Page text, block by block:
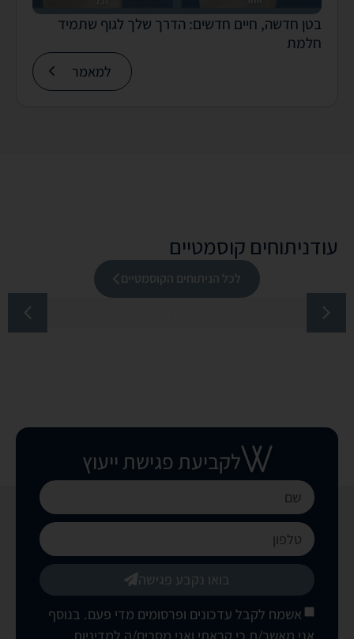
בטן חדשה, חיים חדשים: הדרך שלך לגוף שתמיד
חלמת
למאמר
עודניתוחים קוסמטיים
לכל הניתוחים הקוסמטיים
לקביעת פגישת ייעוץ
אשמח לקבל עדכונים ופרסומים מדי פעם. בנוסף
בואו נקבע פגישה